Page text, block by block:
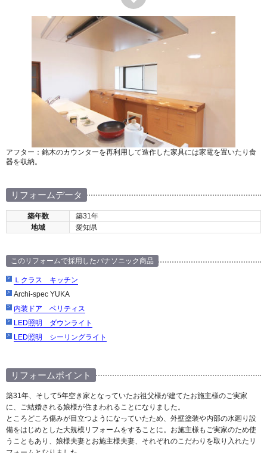
アフター：銘木のカウンターを再利用して造作した家具には家電を置いたり食
器を収納。
リフォームデータ
築年数
築31年
地域
愛知県
このリフォームで採用したパナソニック商品
Ｌクラス キッチン
Archi-spec YUKA
内装ドア ベリティス
LED照明 ダウンライト
LED照明 シーリングライト
リフォームポイント
築31年、そして5年空き家となっていたお祖父様が建てたお施主様のご実家
に、ご結婚される娘様が住まわれることになりました。
ところどころ傷みが目立つようになっていたため、外壁塗装や内部の水廻り設
備をはじめとした大規模リフォームをすることに。お施主様もご実家のため使
うこともあり、娘様夫妻とお施主様夫妻、それぞれのこだわりを取り入れたリ